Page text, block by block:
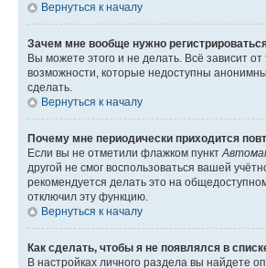
Вернуться к началу
Зачем мне вообще нужно
Вы можете этого и не делать. Всё зависит
возможности, которые недоступны
сделать.
Вернуться к началу
Почему мне периодически приходится
Если вы не отметили флажком пункт
другой не смог воспользоваться вашей
рекомендуется делать это на
отключил эту функцию.
Вернуться к началу
Как сделать, чтобы я не появлялся в
В настройках личного раздела вы найдете